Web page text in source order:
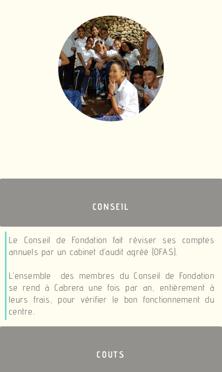
brightness_1
CONSEIL
Le Conseil de Fondation fait réviser ses comptes
annuels par un cabinet d’audit agréé (OFAS).
L’ensemble des membres du Conseil de Fondation
se rend à Cabrera une fois par an, entièrement à
leurs frais, pour vérifier le bon fonctionnement du
centre.
COUTS